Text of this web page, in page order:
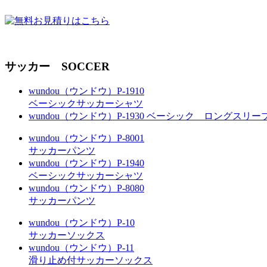
サッカー SOCCER
wundou（ウンドウ）P-1910
ベーシックサッカーシャツ
wundou（ウンドウ）P-1930 ベーシック ロングスリー
wundou（ウンドウ）P-8001
サッカーパンツ
wundou（ウンドウ）P-1940
ベーシックサッカーシャツ
wundou（ウンドウ）P-8080
サッカーパンツ
wundou（ウンドウ）P-10
サッカーソックス
wundou（ウンドウ）P-11
滑り止め付サッカーソックス